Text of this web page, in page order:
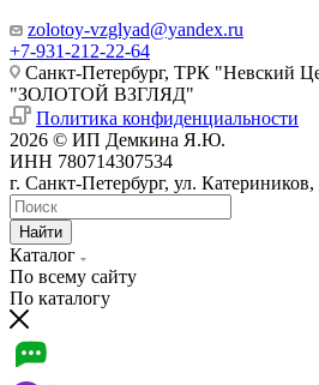
zolotoy-vzglyad@yandex.ru
+7-931-212-22-64
Санкт-Петербург, ТРК "Невский
"ЗОЛОТОЙ ВЗГЛЯД"
Политика конфиденциальности
2026 © ИП Демкина Я.Ю.
ИНН 780714307534
г. Санкт-Петербург, ул.
Найти
Каталог
По всему сайту
По каталогу